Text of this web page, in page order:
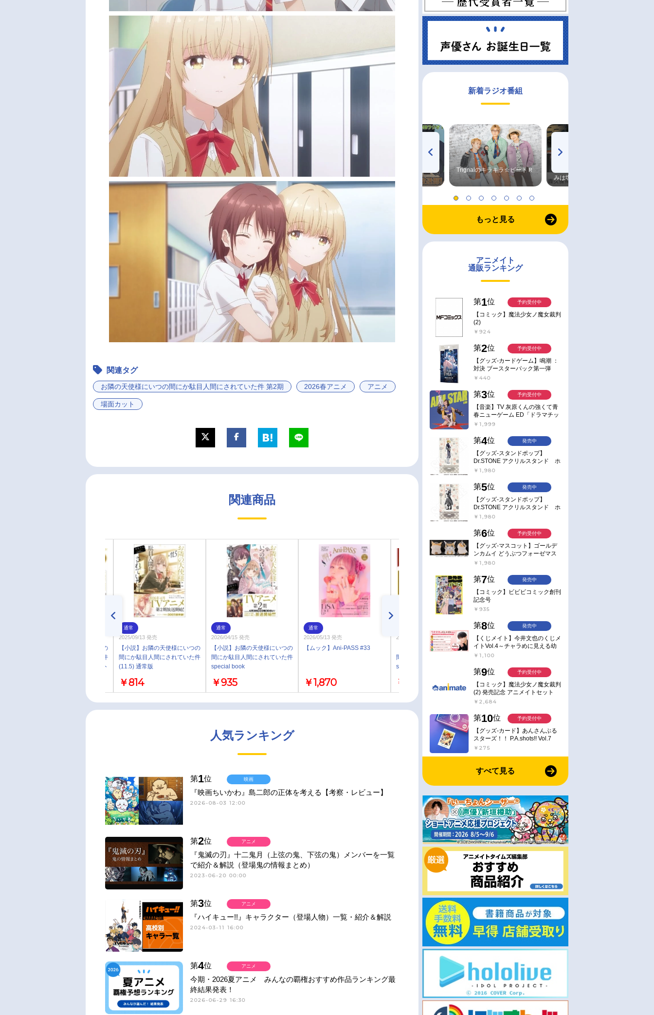
関連タグ
お隣の天使様にいつの間にか駄目人間にされていた件 第2期 2026春アニメ アニメ
場面カット
関連商品
【小説】お隣の天使様にいつの
間にか駄目人間にされていた件
special book アニメイトセット
通常
2025/09/13 発売
【小説】お隣の天使様にいつの
間にか駄目人間にされていた件
(11.5) 通常版
￥814
通常
2026/04/15 発売
【小説】お隣の天使様にいつの
間にか駄目人間にされていた件
special book
￥935
通常
2026/05/13 発売
【ムック】Ani-PASS #33
￥1,870
2026/04/15 発売
【小説】お隣の天使様にいつの
間にか駄目人間にされていた件
special book アニメイトセット
【録り下ろし・ショートストー
リー朗読ボイスDLシリアル付
き】
￥1,815
通常
2025/09/13 発売
【小説】お隣の天使様にいつの
間にか駄目人間にされていた件
(11.5) 通常版
￥814
人気ランキング
第1位
『映画ちいかわ』島二郎の正体を考える【考察・レビュー】
2026-08-03 12:00
映画
第2位
『鬼滅の刃』十二鬼月（上弦の鬼、下弦の鬼）メンバーを一覧
で紹介＆解説（登場鬼の情報まとめ）
2023-06-20 00:00
アニメ
第3位
『ハイキュー!!』キャラクター（登場人物）一覧・紹介＆解説
2024-03-11 16:00
アニメ
第4位
今期・2026夏アニメ みんなの覇権おすすめ作品ランキング最
終結果発表！
2026-06-29 16:30
アニメ
新着ラジオ番組
TVアニメ『戦隊大失格』
radio 大直会 2nd season
Trignalのキラキラ☆ビートＲ
みは塩だけ
もっと見る
アニメイト
通販ランキング
第1位
【コミック】魔法少女ノ魔女裁判
(2)
￥924
予約受付中
第2位
【グッズ-カードゲーム】鳴潮 ：
対決 ブースターパック第一弾
【ポイント2倍】
￥440
予約受付中
第3位
【音楽】TV 灰原くんの強くて青
春ニューゲーム ED「ドラマチッ
ク逃避行」収録シングル AIM
￥1,999
予約受付中
第4位
【グッズ-スタンドポップ】
Dr.STONE アクリルスタンド ホ
ワイマンといっしょver. スタン
￥1,980
発売中
第5位
【グッズ-スタンドポップ】
Dr.STONE アクリルスタンド ホ
ワイマンといっしょver. Dr.ゼノ
￥1,980
発売中
第6位
【グッズ-マスコット】ゴールデ
ンカムイ どうぶつフォーゼマス
コット 4.尾形百之助【再販】
￥1,980
予約受付中
第7位
【コミック】ビビビコミック創刊
記念号
￥935
発売中
第8位
【くじメイト】今井文也のくじメ
イトVol.4～チャラめに見える幼
馴染、実は一途で独占欲が強いん
￥1,100
発売中
第9位
【コミック】魔法少女ノ魔女裁判
(2) 発売記念 アニメイトセット
【アクリルスタンド2種セット購
産】
￥2,684
予約受付中
第10位
【グッズ-カード】あんさんぶる
スターズ！！ P.A.shots!! Vol.7
Action
￥275
予約受付中
すべて見る